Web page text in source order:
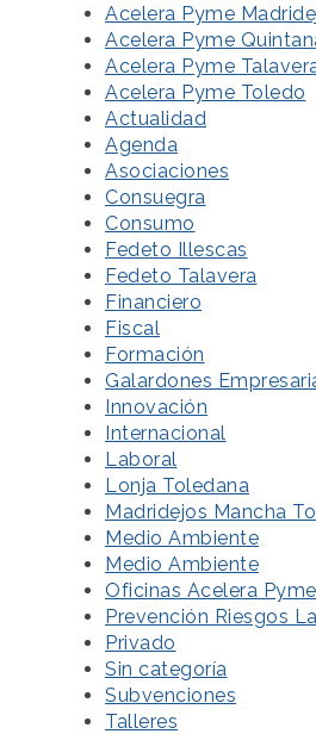
Acelera Pyme
Acelera Pyme
Acelera Pyme
Acelera Pyme Toledo
Actualidad
Agenda
Asociaciones
Consuegra
Consumo
Fedeto Illescas
Fedeto Talavera
Financiero
Fiscal
Formación
Galardones
Innovación
Internacional
Laboral
Lonja Toledana
Madridejos Mancha
Medio Ambiente
Medio Ambiente
Oficinas Acelera Pyme
Prevención Riesgos
Privado
Sin categoría
Subvenciones
Talleres